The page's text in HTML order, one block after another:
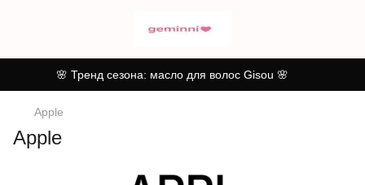
🌸 Тренд сезона: масло для волос Gisou 🌸
Apple
Apple